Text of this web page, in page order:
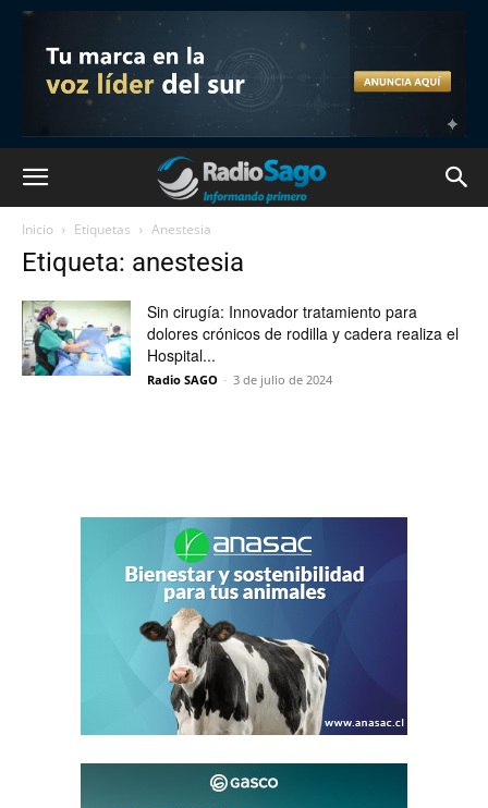
Inicio Etiquetas Anestesia
Etiqueta: anestesia
Sin cirugía: Innovador tratamiento para
dolores crónicos de rodilla y cadera realiza el
Hospital...
Radio SAGO - 3 de julio de 2024